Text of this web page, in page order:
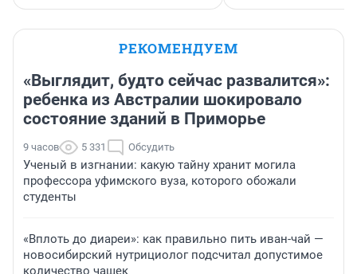
РЕКОМЕНДУЕМ
«Выглядит, будто сейчас развалится»:
ребенка из Австралии шокировало
состояние зданий в Приморье
9 часов 5 331 Обсудить
Ученый в изгнании: какую тайну хранит могила
профессора уфимского вуза, которого обожали
студенты
«Вплоть до диареи»: как правильно пить иван-чай —
новосибирский нутрициолог подсчитал допустимое
количество чашек